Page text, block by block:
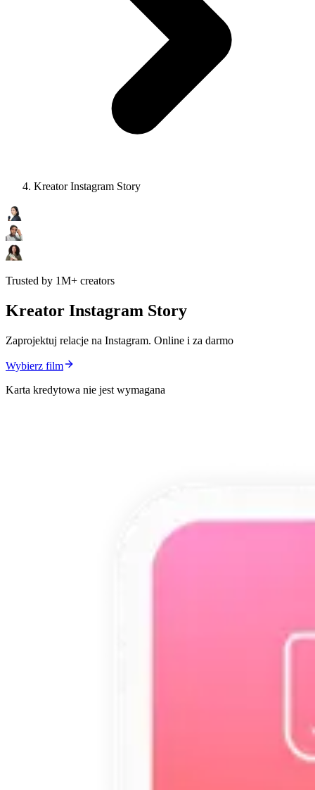
Kreator Instagram Story
Trusted by 1M+ creators
Kreator Instagram Story
Zaprojektuj relacje na Instagram. Online i za darmo
Wybierz film
Karta kredytowa nie jest wymagana